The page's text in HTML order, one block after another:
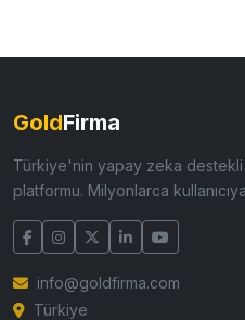
GoldFirma
Türkiye'nin yapay zeka
platformu. Milyonlarca
info@goldfirma.com
Türkiye